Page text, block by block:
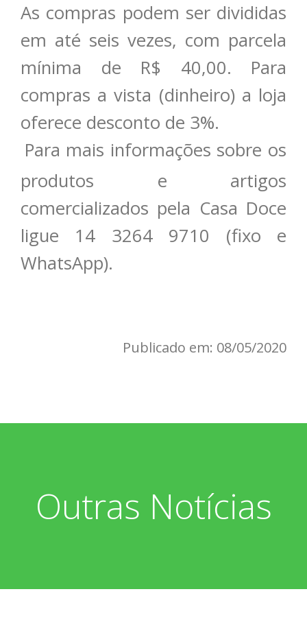
As compras podem ser divididas
em até seis vezes, com parcela
mínima de R$ 40,00. Para
compras a vista (dinheiro) a loja
oferece desconto de 3%.
Para mais informações sobre os
produtos e artigos
comercializados pela Casa Doce
ligue 14 3264 9710 (fixo e
WhatsApp).
Publicado em: 08/05/2020
Outras Notícias